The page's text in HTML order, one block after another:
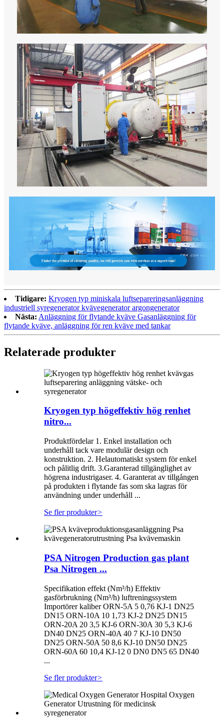
Tidigare: Kryogen typ miniskala luftsepareringsanläggning
industriell syregenerator kvävegenerator argongenerator
Nästa: Anläggning för flytande kväve Gasanläggning för
flytande kväve, anläggning för ren kväve med tankar
Relaterade produkter
Kryogen typ högeffektiv hög renhet
nitro...
Produktfördelar 1. Enkel installation och
underhåll tack vare modulär design och
konstruktion. 2. Helautomatiskt system för enkel
och pålitlig drift. 3.Garanterad tillgänglighet av
högrena industrigaser. 4. Garanterat av tillgången
på produkten i flytande fas som ska lagras för
användning under underhåll ...
Se fler produkter>
PSA Nitrogen Production gas plant
Psa Nitrogen ...
Specifikation effekt (Nm³/h) Effektiv
gasförbrukning (Nm³/h) luftreningssystem
Importörer kaliber ORN-5A 5 0,76 KJ-1 DN25
DN15 ORN-10A 10 1,73 KJ-2 DN25 DN15
ORN-20A 20 3,5 KJ-6 ORN-30A 30 5,3 KJ-6
DN40 DN25 ORN-40A 40 7 KJ-10 DN50
DN25 ORN-50A 50 8,6 KJ-10 DN50 DN25
ORN-60A 60 10,4 KJ-12 0 DN0 DN5 65 DN40
...
Se fler produkter>